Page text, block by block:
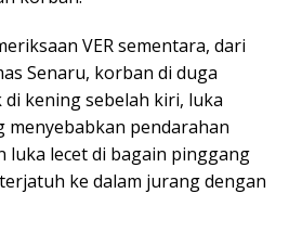
VER sementara, dari
Senaru, korban di duga
kening sebelah kiri, luka
menyebabkan pendarahan
luka lecet di bagain pinggang
ke dalam jurang dengan